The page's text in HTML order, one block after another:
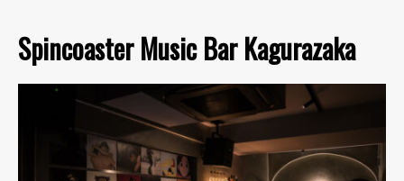
Spincoaster Music Bar Kagurazaka